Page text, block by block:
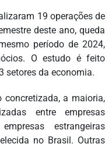
19 operações de
deste ano, queda
período de 2024,
O estudo é feito
setores da economia.
a maioria,
entre empresas
estrangeiras
no Brasil. Outras